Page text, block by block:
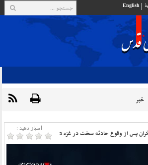
English
خبر
امتیاز دهید :
پس از وقوع حادثه سخت در غزه 2